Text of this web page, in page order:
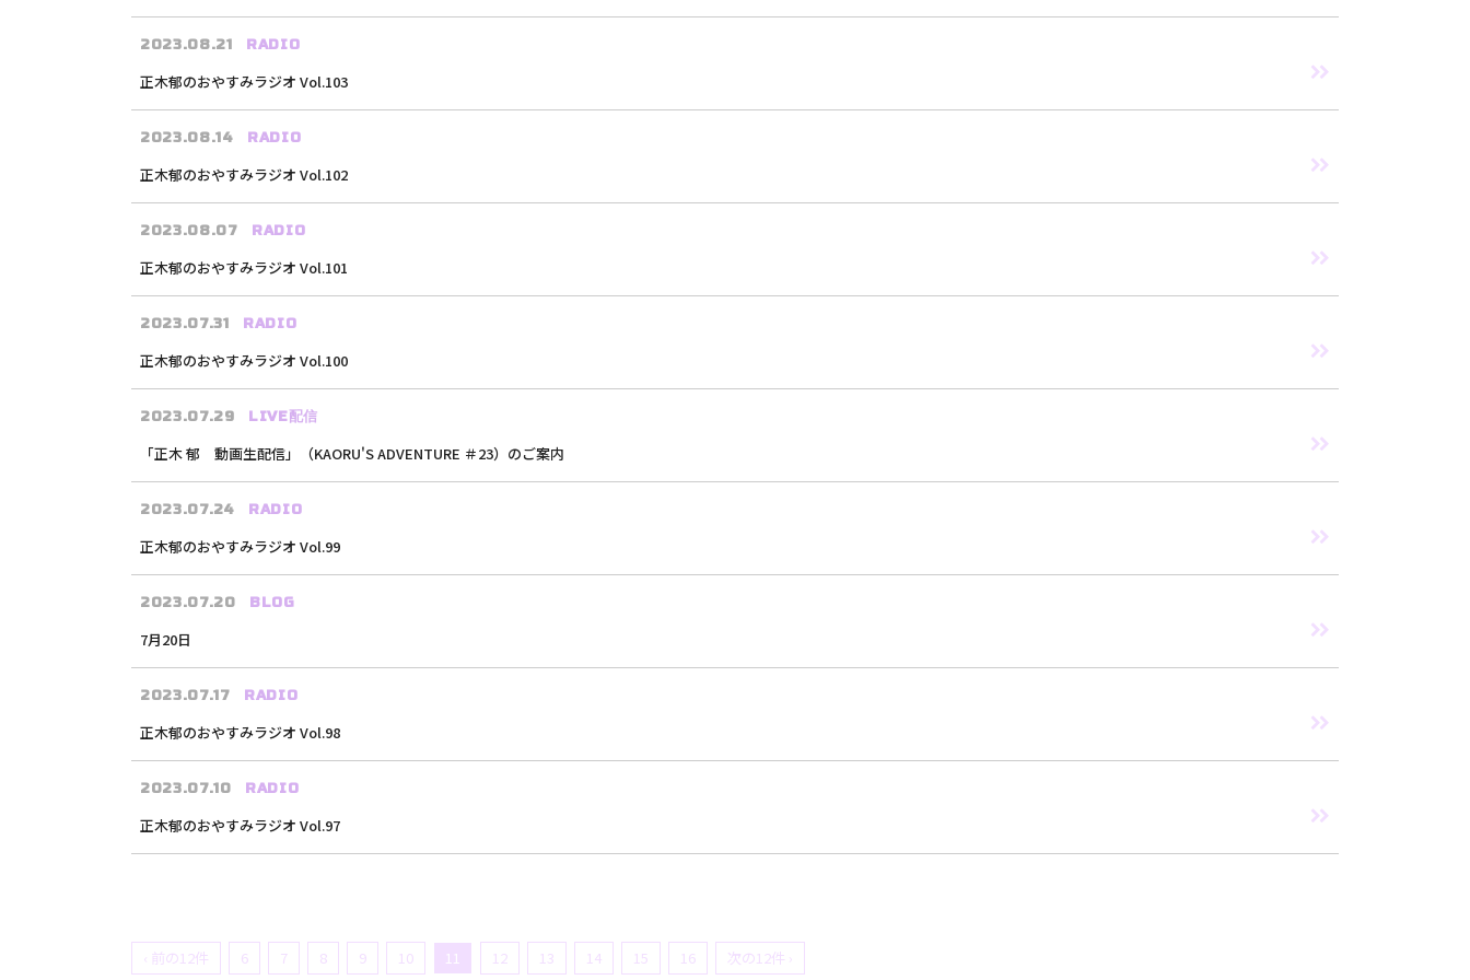
2023.08.21 RADIO
正木郁のおやすみラジオ Vol.103
2023.08.14 RADIO
正木郁のおやすみラジオ Vol.102
2023.08.07 RADIO
正木郁のおやすみラジオ Vol.101
2023.07.31 RADIO
正木郁のおやすみラジオ Vol.100
2023.07.29 LIVE配信
「正木 郁 動画生配信」（KAORU'S ADVENTURE ＃23）のご案内
2023.07.24 RADIO
正木郁のおやすみラジオ Vol.99
2023.07.20 BLOG
7月20日
2023.07.17 RADIO
正木郁のおやすみラジオ Vol.98
2023.07.10 RADIO
正木郁のおやすみラジオ Vol.97
‹ 前の12件 6 7 8 9 10 11 12 13 14 15 16 次の12件 ›